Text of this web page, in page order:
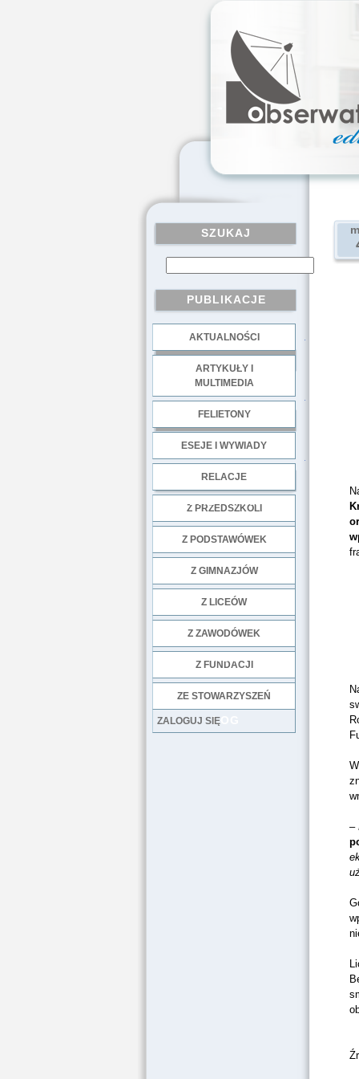
SZUKAJ
PUBLIKACJE
AKTUALNOŚCI
ARTYKUŁY I
MULTIMEDIA
FELIETONY
ESEJE I WYWIADY
RELACJE
Z PRZEDSZKOLI
Z PODSTAWÓWEK
Z GIMNAZJÓW
Z LICEÓW
Z ZAWODÓWEK
Z FUNDACJI
ZE STOWARZYSZEŃ
LOG
ZALOGUJ SIĘ
–